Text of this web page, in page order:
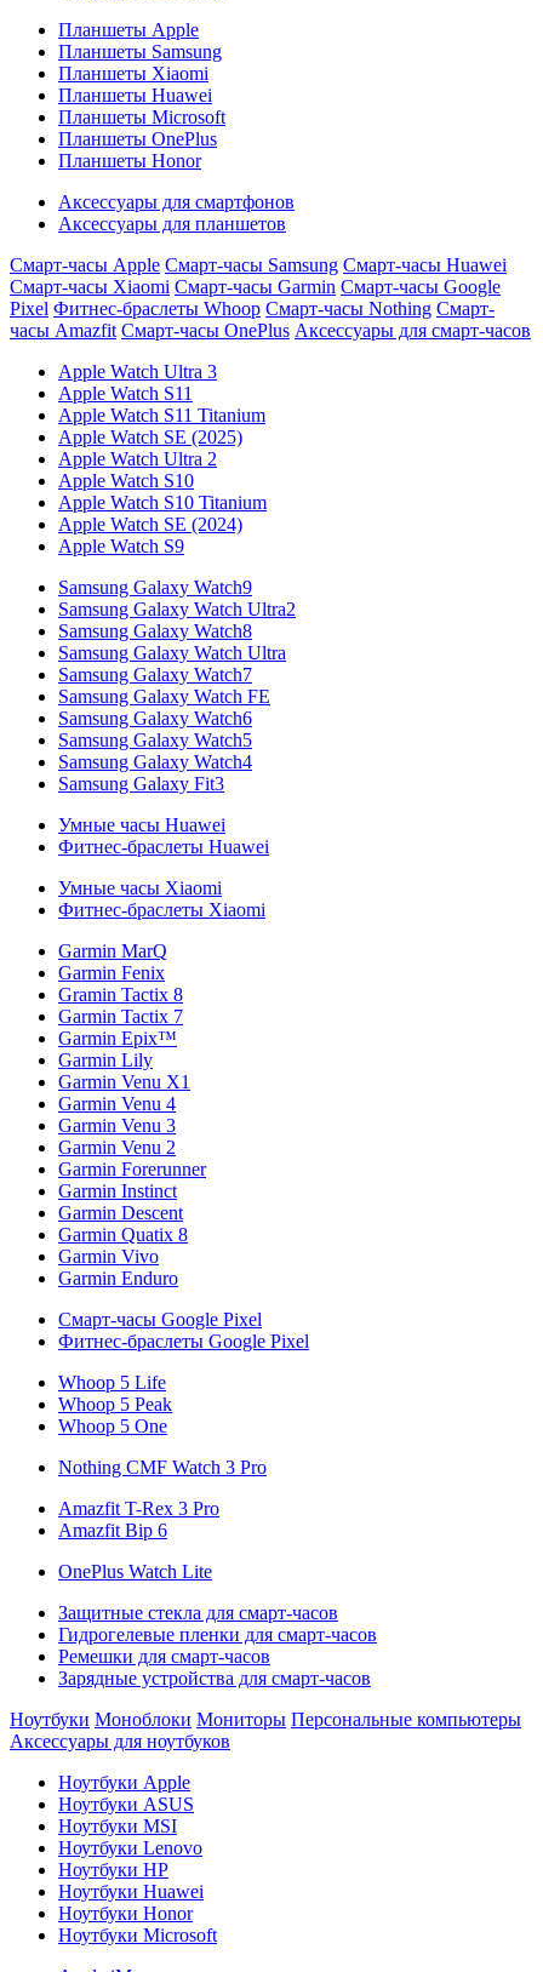
Планшеты Apple
Планшеты Samsung
Планшеты Xiaomi
Планшеты Huawei
Планшеты Microsoft
Планшеты OnePlus
Планшеты Honor
Аксессуары для смартфонов
Аксессуары для планшетов
Смарт-часы Apple Смарт-часы Samsung Смарт-часы Huawei
Смарт-часы Xiaomi Смарт-часы Garmin Смарт-часы Google
Pixel Фитнес-браслеты Whoop Смарт-часы Nothing Смарт-
часы Amazfit Смарт-часы OnePlus Аксессуары для смарт-часов
Apple Watch Ultra 3
Apple Watch S11
Apple Watch S11 Titanium
Apple Watch SE (2025)
Apple Watch Ultra 2
Apple Watch S10
Apple Watch S10 Titanium
Apple Watch SE (2024)
Apple Watch S9
Samsung Galaxy Watch9
Samsung Galaxy Watch Ultra2
Samsung Galaxy Watch8
Samsung Galaxy Watch Ultra
Samsung Galaxy Watch7
Samsung Galaxy Watch FE
Samsung Galaxy Watch6
Samsung Galaxy Watch5
Samsung Galaxy Watch4
Samsung Galaxy Fit3
Умные часы Huawei
Фитнес-браслеты Huawei
Умные часы Xiaomi
Фитнес-браслеты Xiaomi
Garmin MarQ
Garmin Fenix
Gramin Tactix 8
Garmin Tactix 7
Garmin Epix™
Garmin Lily
Garmin Venu X1
Garmin Venu 4
Garmin Venu 3
Garmin Venu 2
Garmin Forerunner
Garmin Instinct
Garmin Descent
Garmin Quatix 8
Garmin Vivo
Garmin Enduro
Смарт-часы Google Pixel
Фитнес-браслеты Google Pixel
Whoop 5 Life
Whoop 5 Peak
Whoop 5 One
Nothing CMF Watch 3 Pro
Amazfit T-Rex 3 Pro
Amazfit Bip 6
OnePlus Watch Lite
Защитные стекла для смарт-часов
Гидрогелевые пленки для смарт-часов
Ремешки для смарт-часов
Зарядные устройства для смарт-часов
Ноутбуки Моноблоки Мониторы Персональные компьютеры
Аксессуары для ноутбуков
Ноутбуки Apple
Ноутбуки ASUS
Ноутбуки MSI
Ноутбуки Lenovo
Ноутбуки HP
Ноутбуки Huawei
Ноутбуки Honor
Ноутбуки Microsoft